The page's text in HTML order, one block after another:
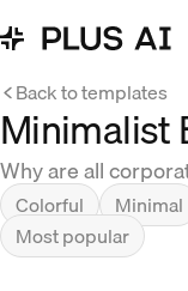
Back to templates
Minimalist
Why are all
Colorful Minimal
Most popular